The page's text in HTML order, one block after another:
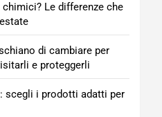
Le differenze che
di cambiare per
e proteggerli
scegli i prodotti adatti per